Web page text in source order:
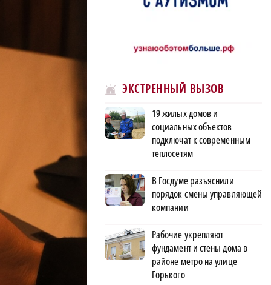
ЭКСТРЕННЫЙ ВЫЗОВ
19 жилых домов и
социальных объектов
подключат к современным
теплосетям
В Госдуме разъяснили
порядок смены управляющей
компании
Рабочие укрепляют
фундамент и стены дома в
районе метро на улице
Горького